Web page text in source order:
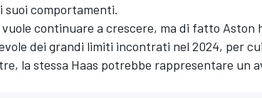
suoi comportamenti.
vuole continuare a crescere, ma di fatto Aston
dei grandi limiti incontrati nel 2024, per
la stessa Haas potrebbe rappresentare un